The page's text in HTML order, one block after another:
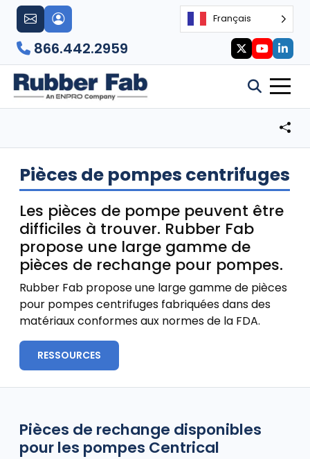
Français
866.442.2959
Pièces de pompes centrifuges
Les pièces de pompe peuvent être
difficiles à trouver. Rubber Fab
propose une large gamme de
pièces de rechange pour pompes.
Rubber Fab propose une large gamme de pièces
pour pompes centrifuges fabriquées dans des
matériaux conformes aux normes de la FDA.
RESSOURCES
Pièces de rechange disponibles
pour les pompes Centrical